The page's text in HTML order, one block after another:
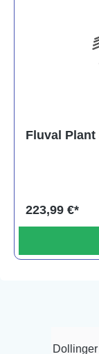
Fluval Plant
223,99 €*